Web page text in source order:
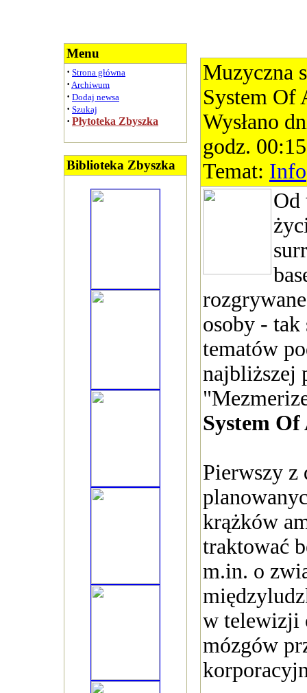
Menu
· Strona główna
· Archiwum
· Dodaj newsa
· Szukaj
· Płytoteka Zbyszka
Biblioteka Zbyszka
Muzyczna
System Of
Wysłano
godz.
Temat: Info
Od
osoby - tak
tematów
najbliższej
System Of
Pierwszy z
krążków
traktować
m.in. o
w telewizji
mózgów